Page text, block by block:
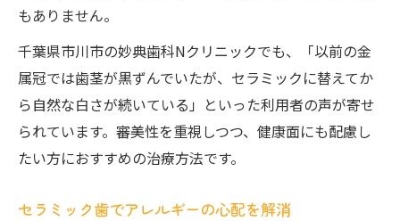
もありません。
千葉県市川市の妙典歯科Nクリニックでも、「以前の金
属冠では歯茎が黒ずんでいたが、セラミックに替えてか
ら自然な白さが続いている」といった利用者の声が寄せ
られています。審美性を重視しつつ、健康面にも配慮し
たい方におすすめの治療方法です。
セラミック歯でアレルギーの心配を解消